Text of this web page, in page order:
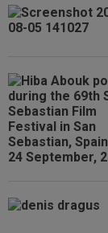
00:34
Iordănescu a
serii, după KuPS
00:12
Rodri!